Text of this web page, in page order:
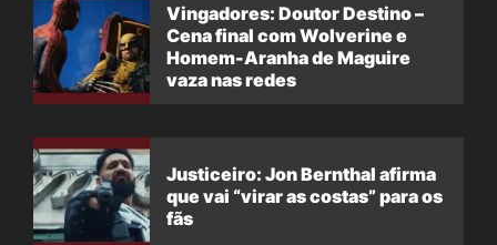
Vingadores: Doutor Destino –
Cena final com Wolverine e
Homem-Aranha de Maguire
vaza nas redes
Justiceiro: Jon Bernthal afirma
que vai “virar as costas” para os
fãs